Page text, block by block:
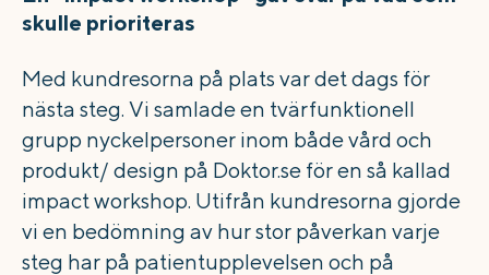
skulle prioriteras
Med kundresorna på plats var det dags för
nästa steg. Vi samlade en tvärfunktionell
grupp nyckelpersoner inom både vård och
produkt/ design på Doktor.se för en så kallad
impact workshop. Utifrån kundresorna gjorde
vi en bedömning av hur stor påverkan varje
steg har på patientupplevelsen och på